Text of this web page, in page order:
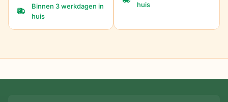
Binnen 3 werkdagen in
huis
huis